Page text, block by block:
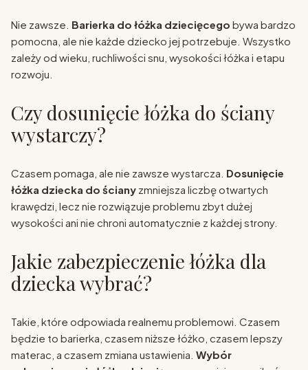
Nie zawsze. Barierka do łóżka dziecięcego bywa bardzo
pomocna, ale nie każde dziecko jej potrzebuje. Wszystko
zależy od wieku, ruchliwości snu, wysokości łóżka i etapu
rozwoju.
Czy dosunięcie łóżka do ściany
wystarczy?
Czasem pomaga, ale nie zawsze wystarcza. Dosunięcie
łóżka dziecka do ściany zmniejsza liczbę otwartych
krawędzi, lecz nie rozwiązuje problemu zbyt dużej
wysokości ani nie chroni automatycznie z każdej strony.
Jakie zabezpieczenie łóżka dla
dziecka wybrać?
Takie, które odpowiada realnemu problemowi. Czasem
będzie to barierka, czasem niższe łóżko, czasem lepszy
materac, a czasem zmiana ustawienia. Wybór